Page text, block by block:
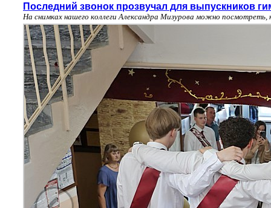
Последний звонок прозвучал для выпускников
На снимках нашего коллеги Александра Мизурова можно посмотреть,